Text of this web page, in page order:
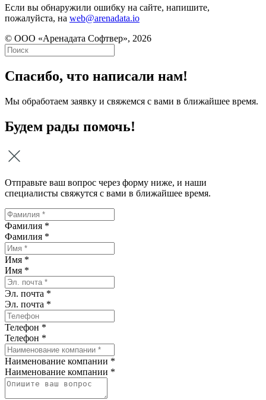
Если вы обнаружили ошибку на сайте, напишите,
пожалуйста, на web@arenadata.io
© ООО «Аренадата Софтвер», 2026
Спасибо, что написали нам!
Мы обработаем заявку и свяжемся с вами в ближайшее время.
Будем рады помочь!
Отправьте ваш вопрос через форму ниже, и наши
специалисты свяжутся с вами в ближайшее время.
Фамилия *
Фамилия *
Имя *
Имя *
Эл. почта *
Эл. почта *
Телефон *
Телефон *
Наименование компании *
Наименование компании *